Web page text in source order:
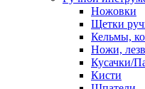
Ножовки
Щетки
Кельмы,
Ножи,
Кусачки/
Кисти